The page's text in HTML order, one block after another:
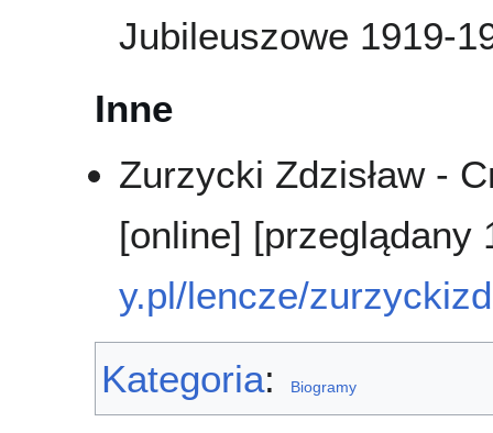
Jubileuszowe 1919-
Inne
Zurzycki Zdzisław -
[online]
y.pl/lencze/
Kategoria: Biogramy